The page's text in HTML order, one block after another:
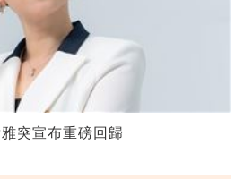
突宣布重磅回歸